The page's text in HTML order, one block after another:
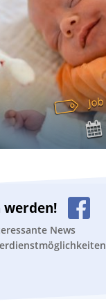
Job
werden!
News